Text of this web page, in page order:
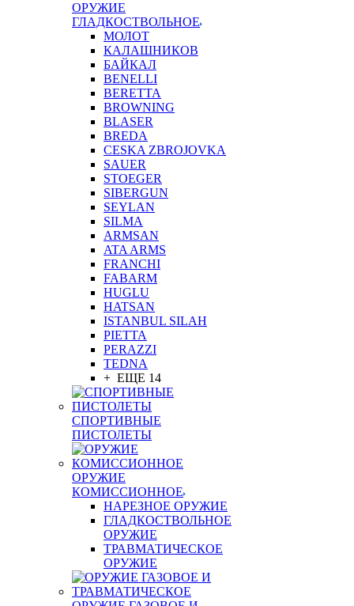
ОРУЖИЕ
ГЛАДКОСТВОЛЬНОЕ
МОЛОТ
КАЛАШНИКОВ
БАЙКАЛ
BENELLI
BERETTA
BROWNING
BLASER
BREDA
CESKA ZBROJOVKA
SAUER
STOEGER
SIBERGUN
SEYLAN
SILMA
ARMSAN
ATA ARMS
FRANCHI
FABARM
HUGLU
HATSAN
ISTANBUL SILAH
PIETTA
PERAZZI
TEDNA
+ ЕЩЕ 14
СПОРТИВНЫЕ
ПИСТОЛЕТЫ
ОРУЖИЕ
КОМИССИОННОЕ
НАРЕЗНОЕ ОРУЖИЕ
ГЛАДКОСТВОЛЬНОЕ
ОРУЖИЕ
ТРАВМАТИЧЕСКОЕ
ОРУЖИЕ